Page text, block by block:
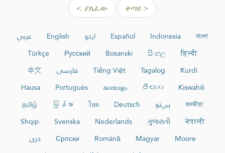
< ያለፈው ቀጣዩ >
عربي English اردو Español Indonesia
বাংলা
Türkçe
Русский Bosanski සිංහල
हिन्दी
中文
فارسی Tiếng Việt Tagalog
Kurdî
Hausa
Português മലയാളം తెలుగు
Kiswahili
தமிழ்
မြန်မာ ไทย Deutsch پښتو
অসমীয়া
Shqip
Svenska Nederlands ગુજરાતી
नेपाली
دری
Српски Română Magyar
Moore